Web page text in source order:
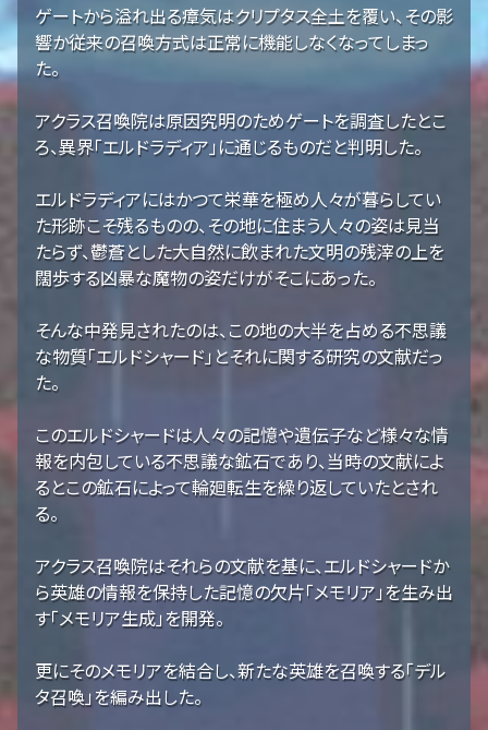
ゲートから溢れ出る瘴気はクリプタス全土を覆い、その影
響か従来の召喚方式は正常に機能しなくなってしまっ
た。
アクラス召喚院は原因究明のためゲートを調査したとこ
ろ、異界「エルドラディア」に通じるものだと判明した。
エルドラディアにはかつて栄華を極め人々が暮らしてい
た形跡こそ残るものの、その地に住まう人々の姿は見当
たらず、鬱蒼とした大自然に飲まれた文明の残滓の上を
闊歩する凶暴な魔物の姿だけがそこにあった。
そんな中発見されたのは、この地の大半を占める不思議
な物質「エルドシャード」とそれに関する研究の文献だっ
た。
このエルドシャードは人々の記憶や遺伝子など様々な情
報を内包している不思議な鉱石であり、当時の文献によ
るとこの鉱石によって輪廻転生を繰り返していたとされ
る。
アクラス召喚院はそれらの文献を基に、エルドシャードか
ら英雄の情報を保持した記憶の欠片「メモリア」を生み出
す「メモリア生成」を開発。
更にそのメモリアを結合し、新たな英雄を召喚する「デル
タ召喚」を編み出した。